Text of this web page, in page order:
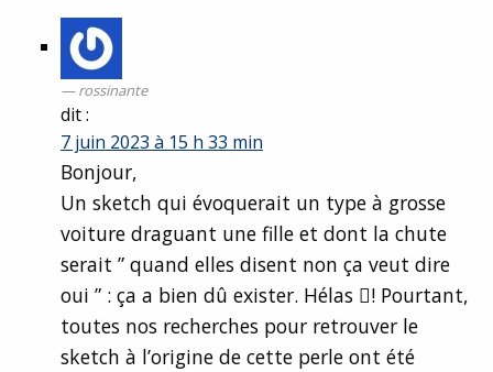
rossinante
dit :
7 juin 2023 à 15 h 33 min
Bonjour,
Un sketch qui évoquerait un type à grosse
voiture draguant une fille et dont la chute
serait ” quand elles disent non ça veut dire
oui ” : ça a bien dû exister. Hélas ! Pourtant,
toutes nos recherches pour retrouver le
sketch à l’origine de cette perle ont été